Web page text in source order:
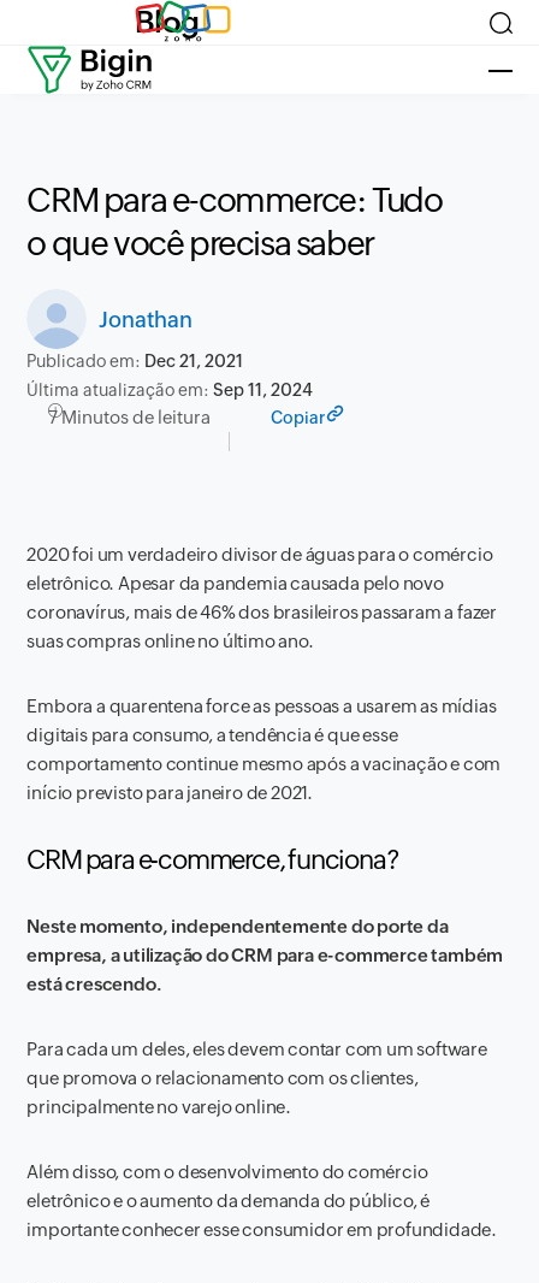
Blog
CRM para e-commerce: Tudo
o que você precisa saber
Jonathan
Publicado em: Dec 21, 2021
Última atualização em:Sep 11, 2024
7 Minutos de leitura Copiar
2020 foi um verdadeiro divisor de águas para o comércio
eletrônico. Apesar da pandemia causada pelo novo
coronavírus, mais de 46% dos brasileiros passaram a fazer
suas compras online no último ano.
Embora a quarentena force as pessoas a usarem as mídias
digitais para consumo, a tendência é que esse
comportamento continue mesmo após a vacinação e com
início previsto para janeiro de 2021.
CRM para e-commerce, funciona?
Neste momento, independentemente do porte da
empresa, a utilização do CRM para e-commerce também
está crescendo.
Para cada um deles, eles devem contar com um software
que promova o relacionamento com os clientes,
principalmente no varejo online.
Além disso, com o desenvolvimento do comércio
eletrônico e o aumento da demanda do público, é
importante conhecer esse consumidor em profundidade.